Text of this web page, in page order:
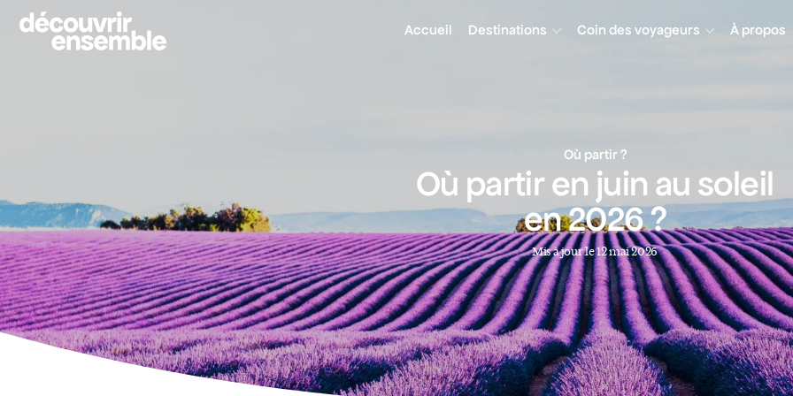
Accueil Destinations Coin des voyageurs À propos
Où partir ?
Où partir en juin au soleil
en 2026 ?
Mis à jour le 12 mai 2026